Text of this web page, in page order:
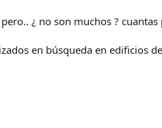
¿ no son muchos ?
en búsqueda en edificios